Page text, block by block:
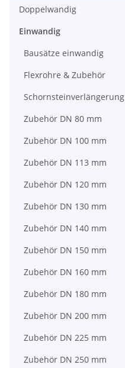
Doppelwandig
Einwandig
Bausätze einwandig
Flexrohre & Zubehör
Schornsteinverlängerung
Zubehör DN 80 mm
Zubehör DN 100 mm
Zubehör DN 113 mm
Zubehör DN 120 mm
Zubehör DN 130 mm
Zubehör DN 140 mm
Zubehör DN 150 mm
Zubehör DN 160 mm
Zubehör DN 180 mm
Zubehör DN 200 mm
Zubehör DN 225 mm
Zubehör DN 250 mm